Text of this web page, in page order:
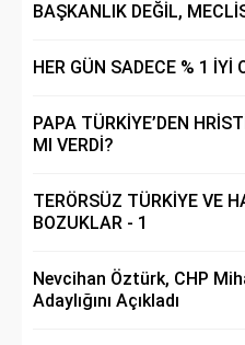
BAŞKANLIK DEĞİL,
HER GÜN SADECE % 1 İYİ
PAPA TÜRKİYE’DEN
MI VERDİ?
TERÖRSÜZ TÜRKİYE VE
BOZUKLAR - 1
Nevcihan Öztürk, CHP
Adaylığını Açıkladı